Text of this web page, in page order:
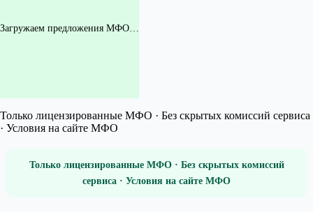
Загружаем предложения МФО…
Только лицензированные МФО · Без скрытых комиссий сервиса
· Условия на сайте МФО
Только лицензированные МФО · Без скрытых комиссий
сервиса · Условия на сайте МФО